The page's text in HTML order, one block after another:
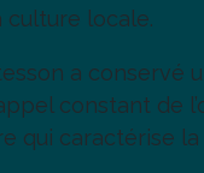
culture locale.
a
constant de
qui caractérise la